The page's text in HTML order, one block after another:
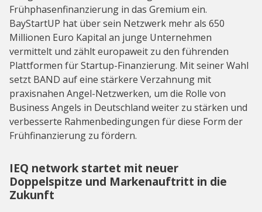
Frühphasenfinanzierung in das Gremium ein.
BayStartUP hat über sein Netzwerk mehr als 650
Millionen Euro Kapital an junge Unternehmen
vermittelt und zählt europaweit zu den führenden
Plattformen für Startup-Finanzierung. Mit seiner Wahl
setzt BAND auf eine stärkere Verzahnung mit
praxisnahen Angel-Netzwerken, um die Rolle von
Business Angels in Deutschland weiter zu stärken und
verbesserte Rahmenbedingungen für diese Form der
Frühfinanzierung zu fördern.
IEQ network startet mit neuer
Doppelspitze und Markenauftritt in die
Zukunft